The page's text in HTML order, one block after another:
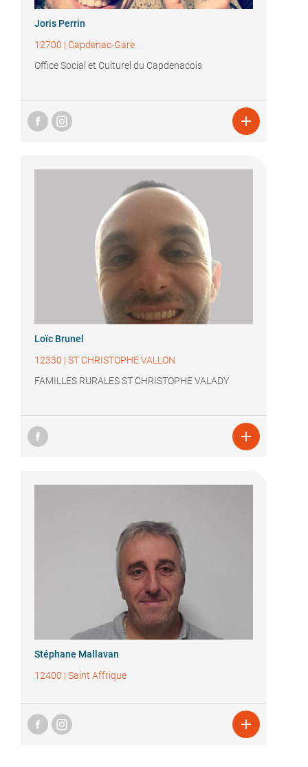
Joris Perrin
12700 | Capdenac-Gare
Office Social et Culturel du Capdenacois

Loïc Brunel
12330 | ST CHRISTOPHE VALLON
FAMILLES RURALES ST CHRISTOPHE VALADY

Stéphane Mallavan
12400 | Saint Affrique
